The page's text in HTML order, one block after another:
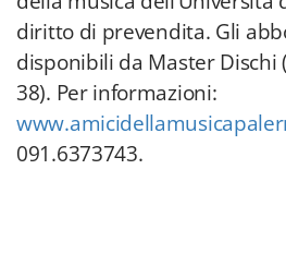
diritto di prevendita. Gli
disponibili da Master Dischi
38). Per informazioni:
091.6373743.